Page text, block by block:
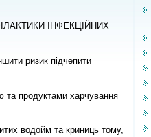
ІНФЕКЦІЙНИХ
ризик підчепити
та продуктами харчування
водойм та криниць тому,